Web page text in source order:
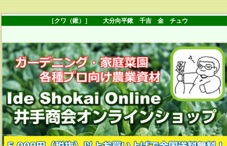
［クワ（鍬）］ 大分向平鍬 千吉 金 チュウ